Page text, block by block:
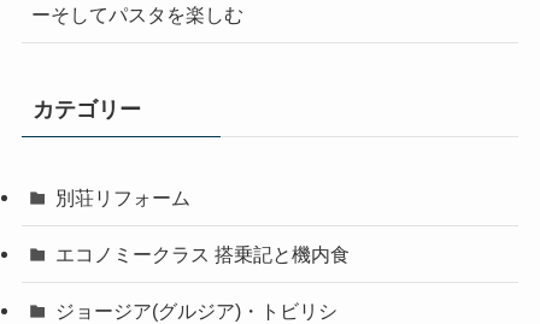
ーそしてパスタを楽しむ
カテゴリー
別荘リフォーム
エコノミークラス 搭乗記と機内食
ジョージア(グルジア)・トビリシ